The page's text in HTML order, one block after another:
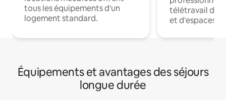
tous les équipements d'un
logement standard.
télétravail
et d'espaces
Équipements et avantages des séjours
longue durée